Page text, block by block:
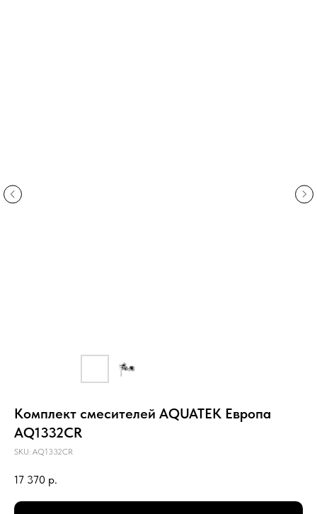
Комплект смесителей AQUATEK Европа
AQ1332CR
SKU: AQ1332CR
17 370 р.